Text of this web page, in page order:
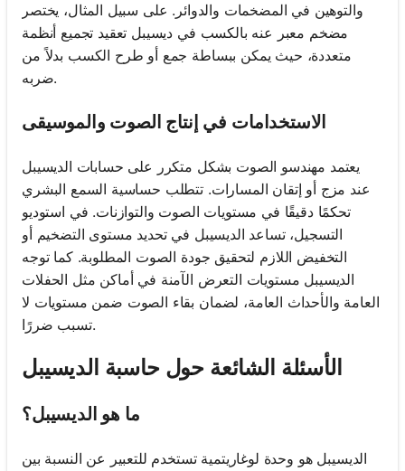
والتوهين في المضخمات والدوائر. على سبيل المثال، يختصر
مضخم معبر عنه بالكسب في ديسيبل تعقيد تجميع أنظمة
متعددة، حيث يمكن ببساطة جمع أو طرح الكسب بدلاً من
ضربه.
الاستخدامات في إنتاج الصوت والموسيقى
يعتمد مهندسو الصوت بشكل متكرر على حسابات الديسيبل
عند مزج أو إتقان المسارات. تتطلب حساسية السمع البشري
تحكمًا دقيقًا في مستويات الصوت والتوازنات. في استوديو
التسجيل، تساعد الديسيبل في تحديد مستوى التضخيم أو
التخفيض اللازم لتحقيق جودة الصوت المطلوبة. كما توجه
الديسيبل مستويات التعرض الآمنة في أماكن مثل الحفلات
العامة والأحداث العامة، لضمان بقاء الصوت ضمن مستويات لا
تسبب ضررًا.
الأسئلة الشائعة حول حاسبة الديسيبل
ما هو الديسيبل؟
الديسيبل هو وحدة لوغاريتمية تستخدم للتعبير عن النسبة بين